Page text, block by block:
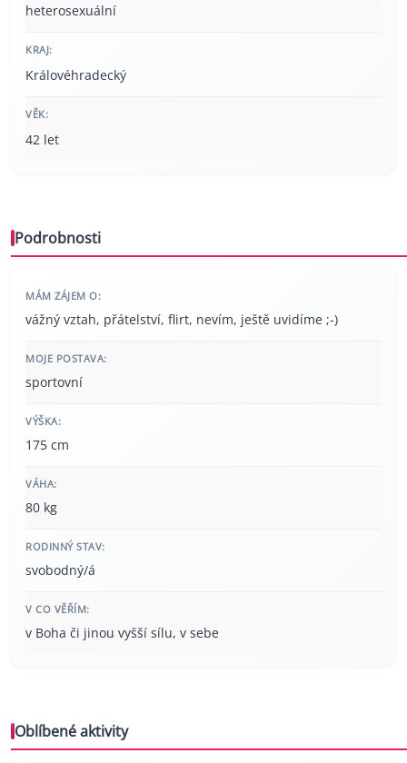
heterosexuální
KRAJ:
Královéhradecký
VĚK:
42 let
Podrobnosti
MÁM ZÁJEM O:
vážný vztah, přátelství, flirt, nevím, ještě uvidíme ;-)
MOJE POSTAVA:
sportovní
VÝŠKA:
175 cm
VÁHA:
80 kg
RODINNÝ STAV:
svobodný/á
V CO VĚŘÍM:
v Boha či jinou vyšší sílu, v sebe
Oblíbené aktivity